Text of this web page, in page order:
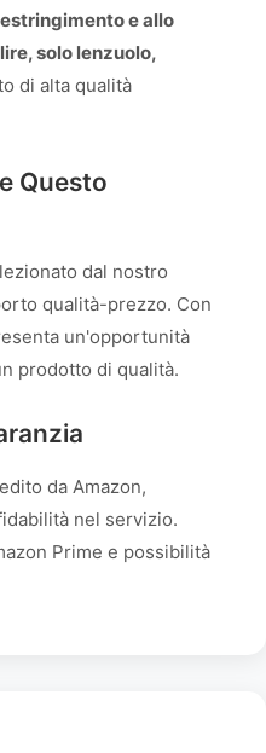
e allo
solo lenzuolo,
di alta qualità
Questo
dal nostro
qualità-prezzo. Con
un'opportunità
prodotto di qualità.
da Amazon,
nel servizio.
Prime e possibilità